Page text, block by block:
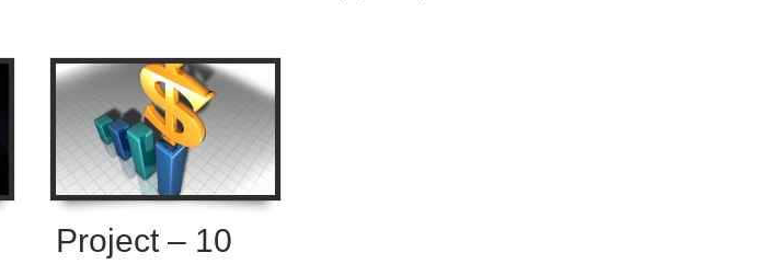
Project – 10